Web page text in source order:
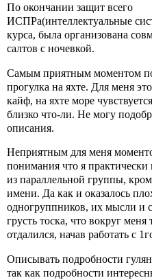
По окончании защит всего
ИСПРа(интеллектуальные
курса, была организована
салтов с ночевкой.
Самым приятным моментом
прогулка на яхте. Для меня
кайф, на яхте море
близко что-ли. Не могу
описания.
Неприятным для меня
понимания что я практически
из параллельной группы,
имени. Да как и оказалось
одногруппников, их мысли и
грусть тоска, что вокруг
отдалился, начав работать с
Описывать подробности
так как подробности